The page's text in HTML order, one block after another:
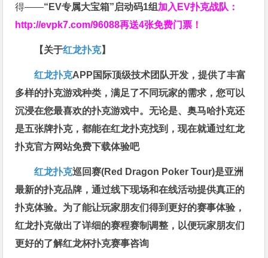
得——“EV专属大宝箱”启动码1组 加入EV扑克战队：
http://evpk7.com/96088再送4张免费门票！
【关于红龙扑克】
红龙扑克APP国际顶级技术团队开发，提供了丰富
多样的扑克游戏种类，满足了不同玩家的需求，您可以
沉浸在您最喜欢的扑克游戏中。无论是、奥马哈扑克还
是五张牌扑克，都能在红龙扑克找到，现在就通过红龙
扑克官方网站免费下载体验吧
红龙扑克巡回赛​(Red Dragon Poker Tour)是亚洲
最新的扑克品牌，通过线下现场和在线活动提供真正的
扑克体验。为了能让玩家朋友们得到更好的赛事体验，
红龙扑克做出了详细的赛程赛制调整，以便玩家朋友们
更好的了解红龙杯扑克赛事咨询